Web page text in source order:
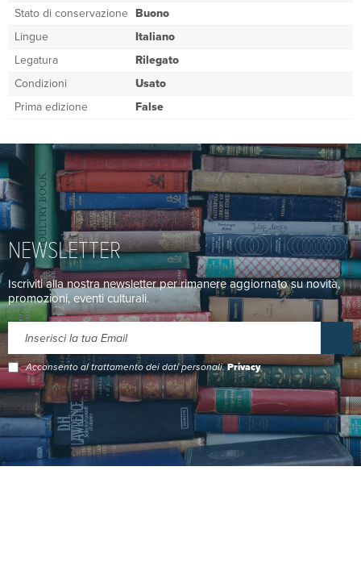
Stato di conservazione Buono
Lingue
Italiano
Legatura
Rilegato
Condizioni
Usato
Prima edizione
False
NEWSLETTER
Iscriviti alla nostra newsletter per rimanere aggiornato su novità,
promozioni, eventi culturali.
Acconsento al trattamento dei dati personali.Privacy